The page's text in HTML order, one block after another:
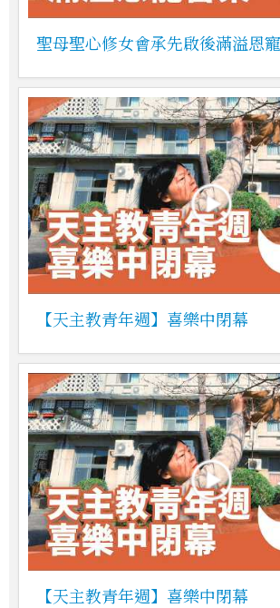
聖母聖心修女會承先啟後滿溢恩
【天主教青年週】喜樂中閉幕
【天主教青年週】喜樂中閉幕